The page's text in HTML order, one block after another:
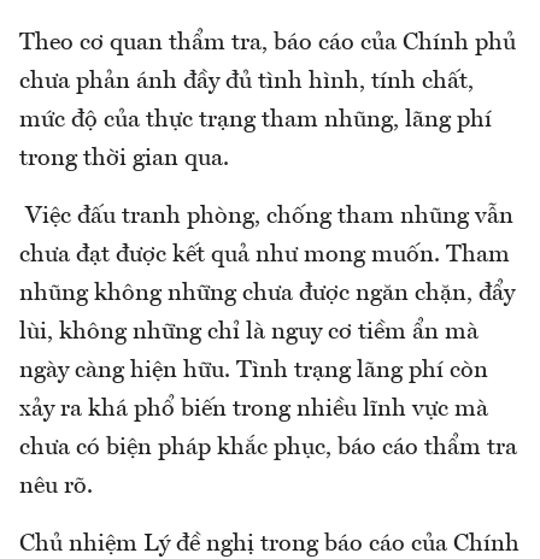
Theo cơ quan thẩm tra, báo cáo của Chính phủ
chưa phản ánh đầy đủ tình hình, tính chất,
mức độ của thực trạng tham nhũng, lãng phí
trong thời gian qua.
Việc đấu tranh phòng, chống tham nhũng vẫn
chưa đạt được kết quả như mong muốn. Tham
nhũng không những chưa được ngăn chặn, đẩy
lùi, không những chỉ là nguy cơ tiềm ẩn mà
ngày càng hiện hữu. Tình trạng lãng phí còn
xảy ra khá phổ biến trong nhiều lĩnh vực mà
chưa có biện pháp khắc phục, báo cáo thẩm tra
nêu rõ.
Chủ nhiệm Lý đề nghị trong báo cáo của Chính